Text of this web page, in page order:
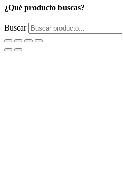
¿Qué producto buscas?
Buscar